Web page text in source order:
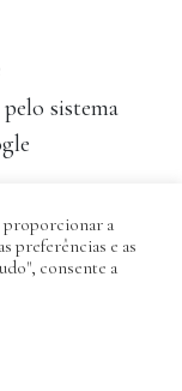
sistema
proporcionar a
preferências e as
consente a